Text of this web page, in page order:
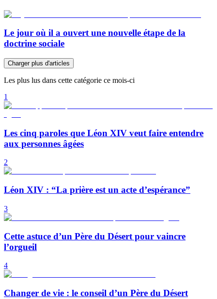
Le jour où il a ouvert une nouvelle étape de la
doctrine sociale
Charger plus d'articles
Les plus lus dans cette catégorie ce mois-ci
1
Les cinq paroles que Léon XIV veut faire entendre
aux personnes âgées
2
Léon XIV : “La prière est un acte d’espérance”
3
Cette astuce d’un Père du Désert pour vaincre
l’orgueil
4
Changer de vie : le conseil d’un Père du Désert